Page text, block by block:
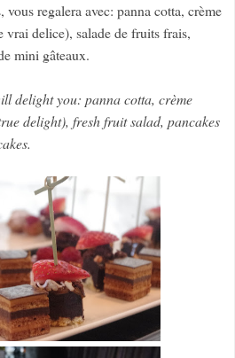
regalera avec: panna cotta, crème
vrai delice), salade de fruits frais,
mini gâteaux.
delight you: panna cotta, crème
delight), fresh fruit salad, pancakes